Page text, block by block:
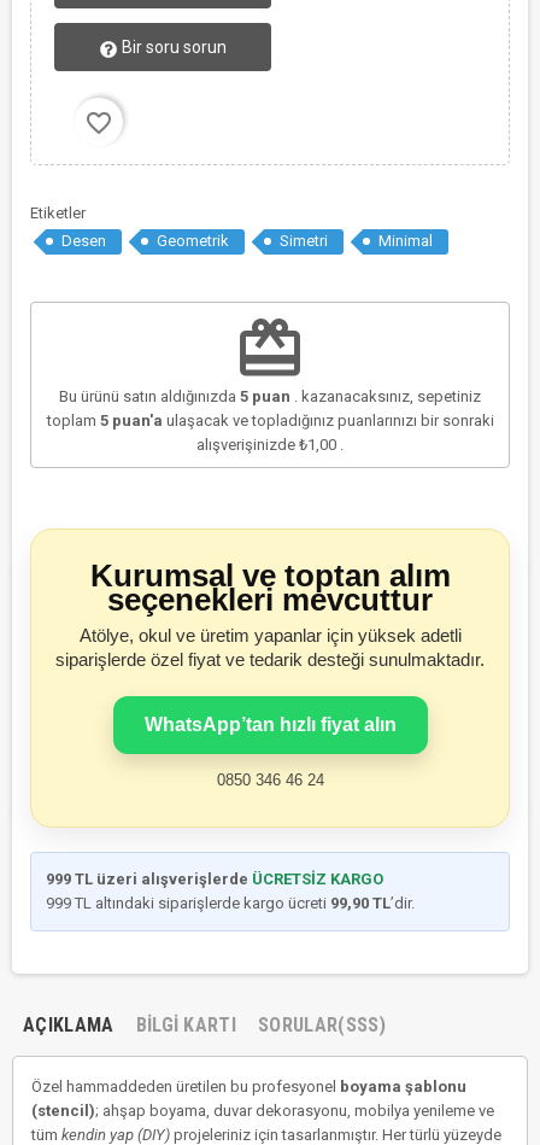
Bir soru sorun
favorite_border
Etiketler
Desen
Geometrik Simetri Minimal
redeem
Bu ürünü satın aldığınızda 5 puan . kazanacaksınız, sepetiniz
toplam 5puan'a ulaşacak ve topladığınız puanlarınızı bir sonraki
alışverişinizde ₺1,00
Kurumsal ve toptan alım
seçenekleri mevcuttur
Atölye, okul ve üretim yapanlar için yüksek adetli
siparişlerde özel fiyat ve tedarik desteği sunulmaktadır.
WhatsApp’tan hızlı fiyat alın
0850 346 46 24
999 TL üzeri alışverişlerde ÜCRETSİZ KARGO
999 TL altındaki siparişlerde kargo ücreti 99,90 TL’dir.
AÇIKLAMA BILGI KARTI SORULAR(SSS)
Özel hammaddeden üretilen bu profesyonel boyama şablonu
(stencil); ahşap boyama, duvar dekorasyonu, mobilya yenileme ve
tüm kendin yap (DIY) projeleriniz için tasarlanmıştır. Her türlü yüzeyde